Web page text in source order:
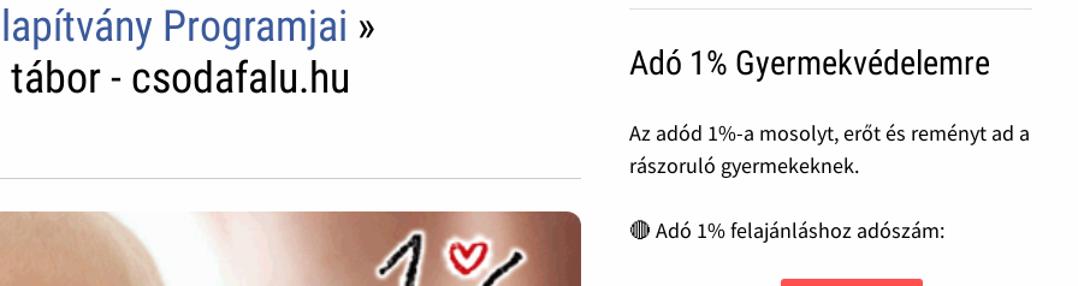
Programjai »
- csodafalu.hu
Adó 1% Gyermekvédelemre
Az adód 1%-a mosolyt, erőt és reményt ad a
rászoruló gyermekeknek.
🔴 Adó 1% felajánláshoz adószám: